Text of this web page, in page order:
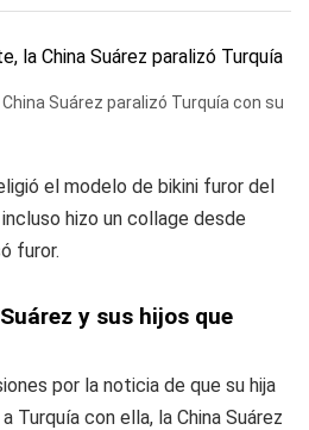
Suárez paralizó Turquía con su
el modelo de bikini furor del
hizo un collage desde
furor.
y sus hijos que
por la noticia de que su hija
Turquía con ella, la China Suárez